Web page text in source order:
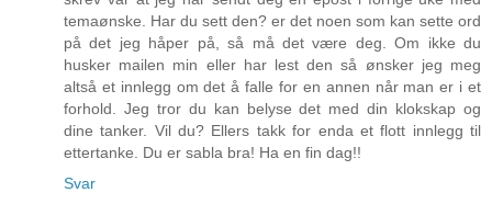
temaønske. Har du sett den? er det noen som kan sette ord
på det jeg håper på, så må det være deg. Om ikke du
husker mailen min eller har lest den så ønsker jeg meg
altså et innlegg om det å falle for en annen når man er i et
forhold. Jeg tror du kan belyse det med din klokskap og
dine tanker. Vil du? Ellers takk for enda et flott innlegg til
ettertanke. Du er sabla bra! Ha en fin dag!!
Svar